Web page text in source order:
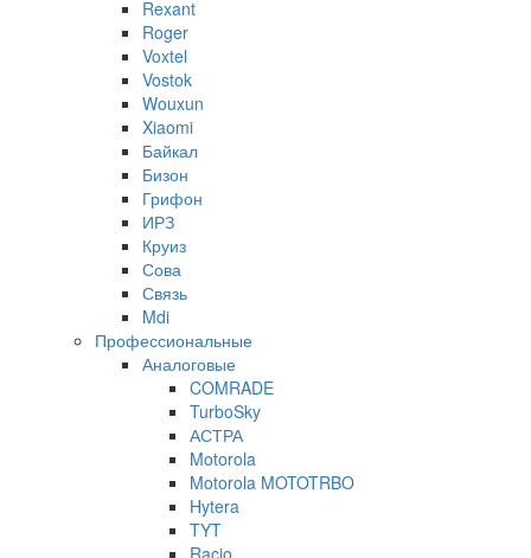
Rexant
Roger
Voxtel
Vostok
Wouxun
Xiaomi
Байкал
Бизон
Грифон
ИРЗ
Круиз
Сова
Связь
Mdi
Профессиональные
Аналоговые
COMRADE
TurboSky
АСТРА
Motorola
Motorola MOTOTRBO
Hytera
TYT
Racio